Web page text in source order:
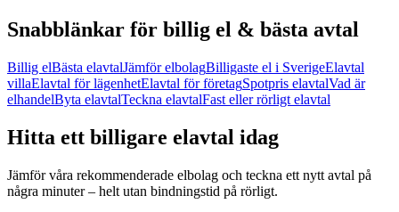
Snabblänkar för billig el & bästa avtal
Billig elBästa elavtalJämför elbolagBilligaste el i SverigeElavtal
villaElavtal för lägenhetElavtal för företagSpotpris elavtalVad är
elhandelByta elavtalTeckna elavtalFast eller rörligt elavtal
Hitta ett billigare elavtal idag
Jämför våra rekommenderade elbolag och teckna ett nytt avtal på
några minuter – helt utan bindningstid på rörligt.